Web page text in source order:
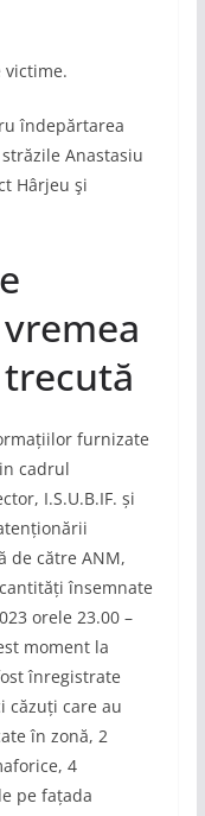
îndepărtarea
Anastasiu
Hârjeu şi
furnizate
cadrul
I.S.U.B.IF. și
de către ANM,
însemnate
orele 23.00 –
moment la
înregistrate
căzuți care au
în zonă, 2
4
pe fațada